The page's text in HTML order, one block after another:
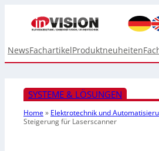
NewsFachartikelProduktneuheiten
SYSTEME & LÖSUNGEN
Home» Elektrotechnik und
Steigerungfür Laserscanner